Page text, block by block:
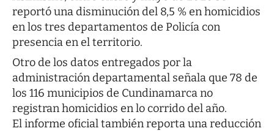
reportó una disminución del 8,5 % en homicidios
en los tres departamentos de Policía con
presencia en el territorio.
Otro de los datos entregados por la
administración departamental señala que 78 de
los 116 municipios de Cundinamarca no
registran homicidios en lo corrido del año.
El informe oficial también reporta una reducción